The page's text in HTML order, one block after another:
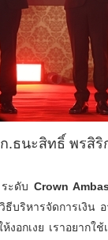
ธนะสิทธิ์ พรสิ
ะดับ Crown
ธีบริหารจัดการเงิ
อกเงย เราอยากใ